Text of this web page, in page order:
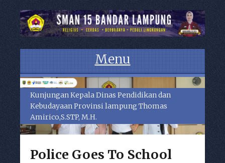
Menu
Skip to content
Kunjungan Kepala Dinas Pendidikan dan
Kebudayaan Provinsi lampung Thomas
Amirico,S.STP, M.H.
Police Goes To School